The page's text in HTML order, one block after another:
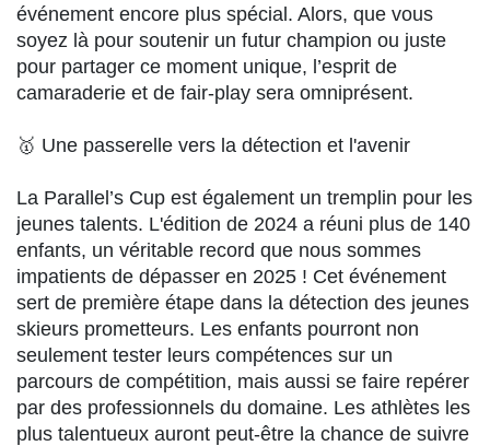
événement encore plus spécial. Alors, que vous
soyez là pour soutenir un futur champion ou juste
pour partager ce moment unique, l’esprit de
camaraderie et de fair-play sera omniprésent.
🥇 Une passerelle vers la détection et l'avenir
La Parallel’s Cup est également un tremplin pour les
jeunes talents. L'édition de 2024 a réuni plus de 140
enfants, un véritable record que nous sommes
impatients de dépasser en 2025 ! Cet événement
sert de première étape dans la détection des jeunes
skieurs prometteurs. Les enfants pourront non
seulement tester leurs compétences sur un
parcours de compétition, mais aussi se faire repérer
par des professionnels du domaine. Les athlètes les
plus talentueux auront peut-être la chance de suivre